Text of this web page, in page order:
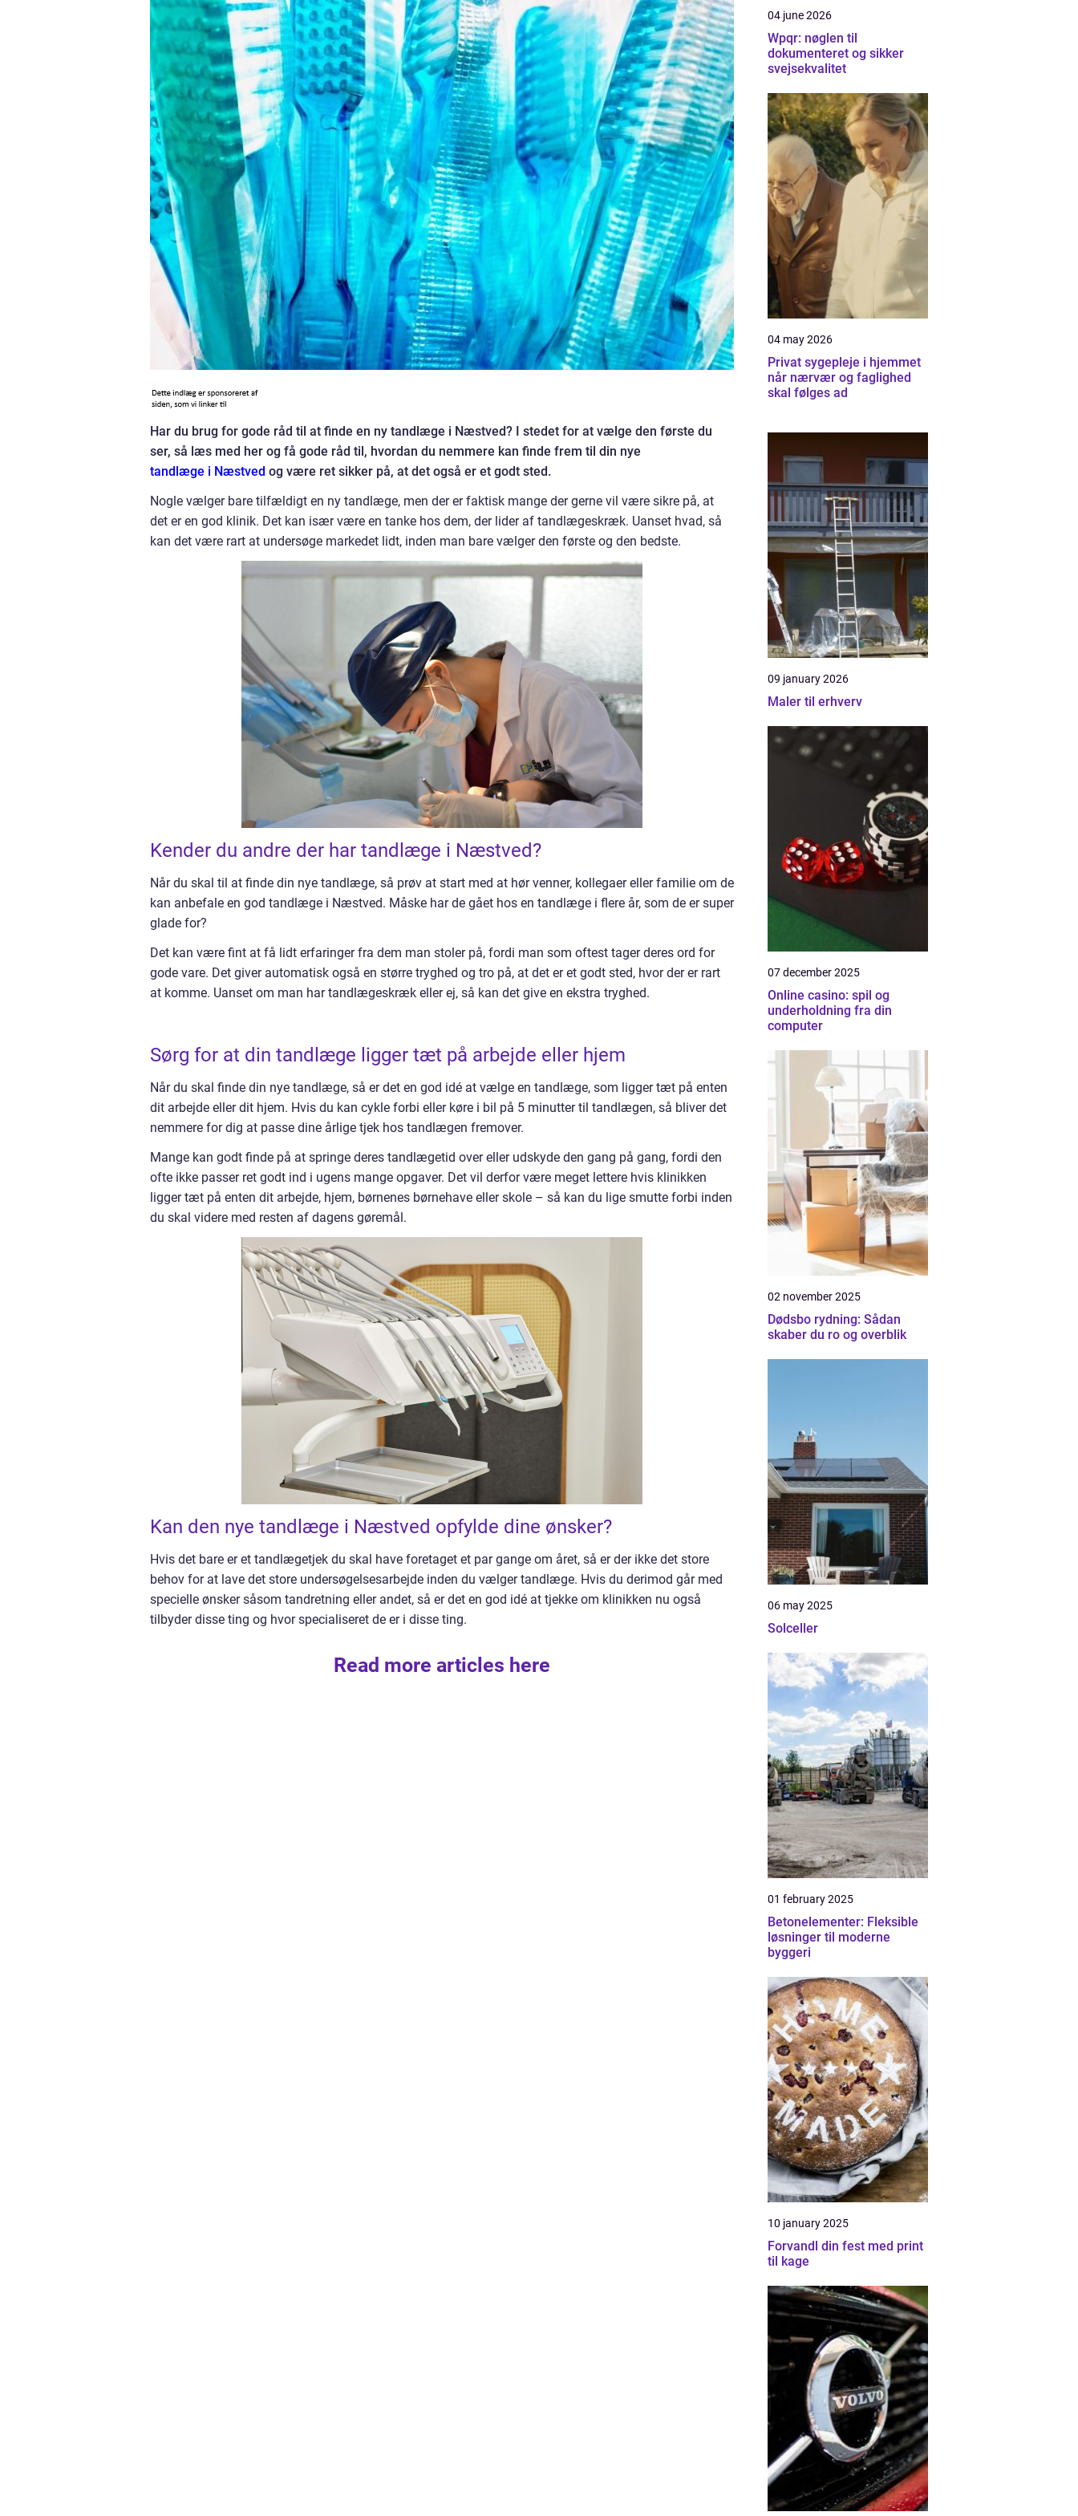
Har du brug for gode råd til at finde en ny tandlæge i Næstved? I stedet for at vælge den første du
ser, så læs med her og få gode råd til, hvordan du nemmere kan finde frem til din nye
tandlæge i Næstved og være ret sikker på, at det også er et godt sted.
Nogle vælger bare tilfældigt en ny tandlæge, men der er faktisk mange der gerne vil være sikre på, at
det er en god klinik. Det kan især være en tanke hos dem, der lider af tandlægeskræk. Uanset hvad, så
kan det være rart at undersøge markedet lidt, inden man bare vælger den første og den bedste.
Kender du andre der har tandlæge i Næstved?
Når du skal til at finde din nye tandlæge, så prøv at start med at hør venner, kollegaer eller familie om de
kan anbefale en god tandlæge i Næstved. Måske har de gået hos en tandlæge i flere år, som de er super
glade for?
Det kan være fint at få lidt erfaringer fra dem man stoler på, fordi man som oftest tager deres ord for
gode vare. Det giver automatisk også en større tryghed og tro på, at det er et godt sted, hvor der er rart
at komme. Uanset om man har tandlægeskræk eller ej, så kan det give en ekstra tryghed.
Sørg for at din tandlæge ligger tæt på arbejde eller hjem
Når du skal finde din nye tandlæge, så er det en god idé at vælge en tandlæge, som ligger tæt på enten
dit arbejde eller dit hjem. Hvis du kan cykle forbi eller køre i bil på 5 minutter til tandlægen, så bliver det
nemmere for dig at passe dine årlige tjek hos tandlægen fremover.
Mange kan godt finde på at springe deres tandlægetid over eller udskyde den gang på gang, fordi den
ofte ikke passer ret godt ind i ugens mange opgaver. Det vil derfor være meget lettere hvis klinikken
ligger tæt på enten dit arbejde, hjem, børnenes børnehave eller skole – så kan du lige smutte forbi inden
du skal videre med resten af dagens gøremål.
Kan den nye tandlæge i Næstved opfylde dine ønsker?
Hvis det bare er et tandlægetjek du skal have foretaget et par gange om året, så er der ikke det store
behov for at lave det store undersøgelsesarbejde inden du vælger tandlæge. Hvis du derimod går med
specielle ønsker såsom tandretning eller andet, så er det en god idé at tjekke om klinikken nu også
tilbyder disse ting og hvor specialiseret de er i disse ting.
Read more articles here
04 june 2026
Wpqr: nøglen til
dokumenteret og sikker
svejsekvalitet
04 may 2026
Privat sygepleje i hjemmet
når nærvær og faglighed
skal følges ad
09 january 2026
Maler til erhverv
07 december 2025
Online casino: spil og
underholdning fra din
computer
02 november 2025
Dødsbo rydning: Sådan
skaber du ro og overblik
06 may 2025
Solceller
01 february 2025
Betonelementer: Fleksible
løsninger til moderne
byggeri
10 january 2025
Forvandl din fest med print
til kage